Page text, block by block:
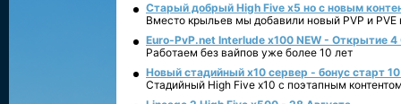
Старый добрый High Five x5 но с новым
Вместо крыльев мы добавили новый PVP и PVE
Euro-PvP.net Interlude х100 NEW - Открытие 4
Работаем без вайпов уже более 10 лет
Новый стадийный х10 сервер - бонус старт
Стадийный High Five x10 с поэтапным